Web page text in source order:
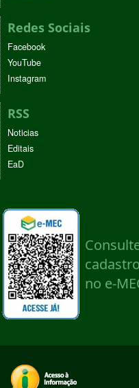
Redes Sociais
Facebook
YouTube
Instagram
RSS
Noticias
Editais
EaD